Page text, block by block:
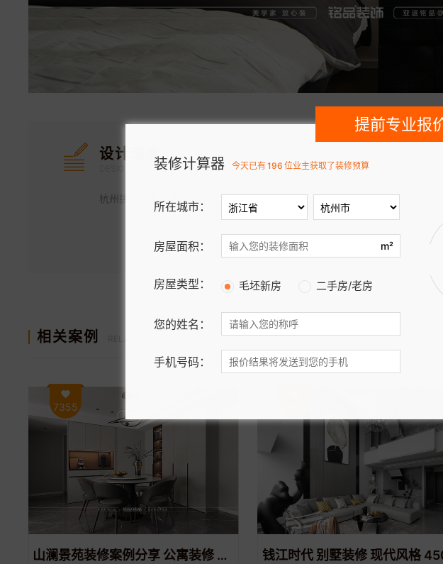
设计理念
DESIGN CONCEPT
杭州拱墅区春樾星宸装修用黑白设计凸现代和永恒的特点，用黑白颜色的对
相关案例
7355
山澜景苑装修案例分享 公寓装修 现代风格 120平 钱江时代 别墅装修 现代风格
提前专业报
装修计算器 今天已有196 位业主获取了装修预算
所在城市：
房屋面积： m²
房屋类型： 毛坯新房 二手房/老房
您的姓名：
手机号码：